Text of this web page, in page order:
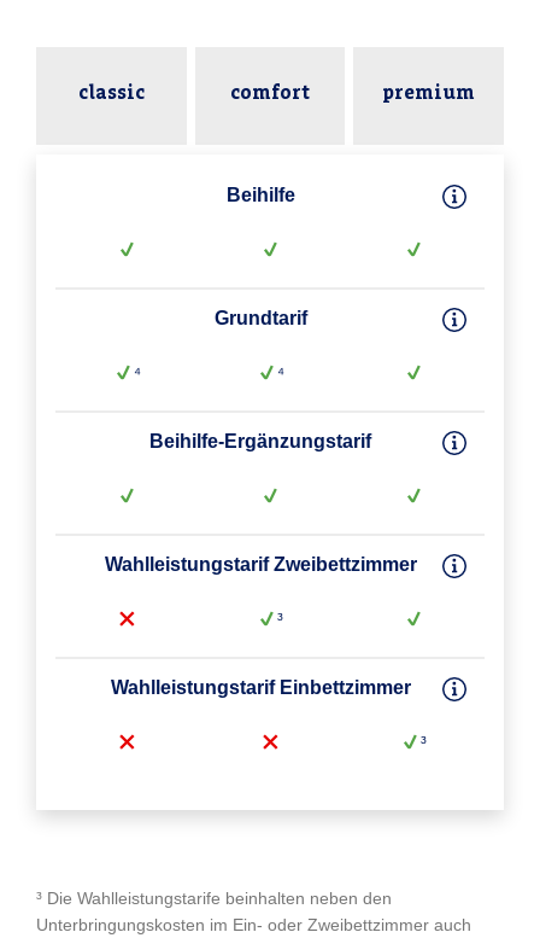
classic comfort premium
Beihilfe
Grundtarif
⁴ ⁴
Beihilfe-Ergänzungstarif
Wahlleistungstarif Zweibettzimmer
³
Wahlleistungstarif Einbettzimmer
³
³ Die Wahlleistungstarife beinhalten neben den
Unterbringungskosten im Ein- oder Zweibettzimmer auch